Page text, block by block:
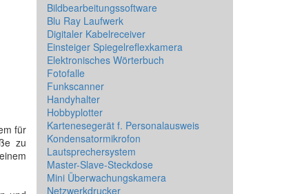
für
zu
Bildbearbeitungssoftware
Blu Ray Laufwerk
Digitaler Kabelreceiver
Einsteiger Spiegelreflexkamera
Elektronisches Wörterbuch
Fotofalle
Funkscanner
Handyhalter
Hobbyplotter
Kartenesegerät f. Personalausweis
Kondensatormikrofon
Lautsprechersystem
Master-Slave-Steckdose
Mini Überwachungskamera
Netzwerkdrucker